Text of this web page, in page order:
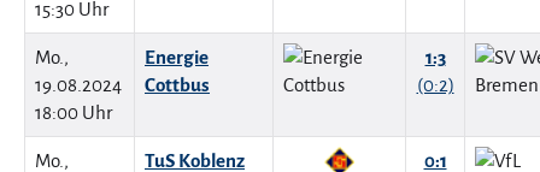
15:30 Uhr
Mo.,
19.08.2024
18:00 Uhr
Energie
Cottbus
1:3
(0:2)
Mo.,
TuS Koblenz
0:1